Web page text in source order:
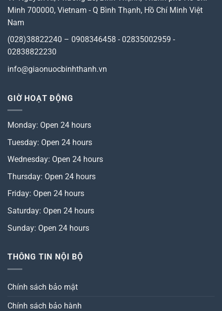
Minh 700000, Vietnam - Q Bình Thạnh, Hồ Chí Minh Việt
Nam
(028)38822240 – 0908346458 - 02835002959 -
02838822230
info@giaonuocbinhthanh.vn
GIỜ HOẠT ĐỘNG
Monday: Open 24 hours
Tuesday: Open 24 hours
Wednesday: Open 24 hours
Thursday: Open 24 hours
Friday: Open 24 hours
Saturday: Open 24 hours
Sunday: Open 24 hours
THÔNG TIN NỘI BỘ
Chính sách bảo mật
Chính sách bảo hành